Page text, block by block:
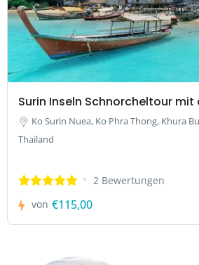
Surin Inseln Schnorcheltour
Ko Surin Nuea, Ko Phra Thong, Khura
Thailand
2 Bewertungen
von €115,00